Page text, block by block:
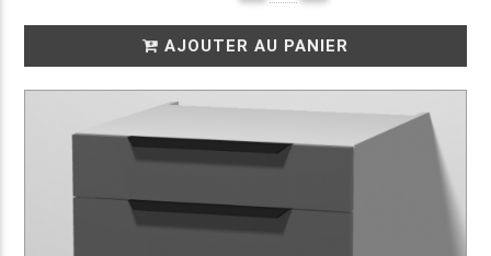
AJOUTER AU PANIER